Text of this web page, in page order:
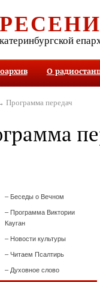
О
передач
– Беседы о Вечном
– Программа Виктории
Кауган
– Новости культуры
– Читаем Псалтирь
– Духовное слово